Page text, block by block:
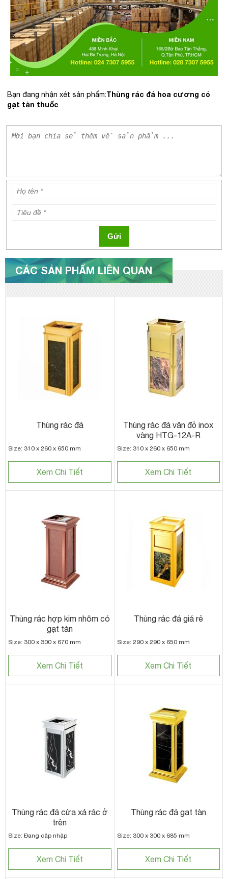
Bạn đang nhận xét sản phẩm:Thùng rác đá hoa cương có
gạt tàn thuốc
Gửi
CÁC SẢN PHẨM LIÊN QUAN
Thùng rác đá
Size: 310 x 260 x 650 mm
Xem Chi Tiết
Thùng rác đá vân đỏ inox
vàng HTG-12A-R
Size: 310 x 260 x 650 mm
Xem Chi Tiết
Thùng rác hợp kim nhôm có
gạt tàn
Size: 300 x 300 x 670 mm
Xem Chi Tiết
Thùng rác đá giá rẻ
Size: 290 x 290 x 650 mm
Xem Chi Tiết
Thùng rác đá cửa xả rác ở
trên
Size: Đang cập nhập
Xem Chi Tiết
Thùng rác đá gạt tàn
Size: 300 x 300 x 685 mm
Xem Chi Tiết